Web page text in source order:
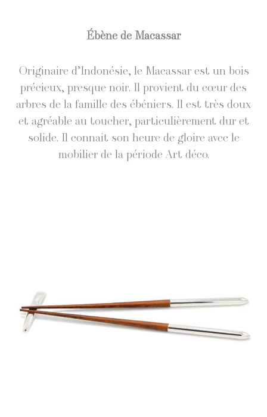
Ébène de Macassar
Orig­i­naire d’In­donésie, le Macas­sar est un bois
pré­cieux, presque noir. Il provient du cœur des
arbres de la famille des ébéniers. Il est très doux
et agréable au touch­er, par­ti­c­ulière­ment dur et
solide. Il con­nait son heure de gloire avec le
mobili­er de la péri­ode Art déco.